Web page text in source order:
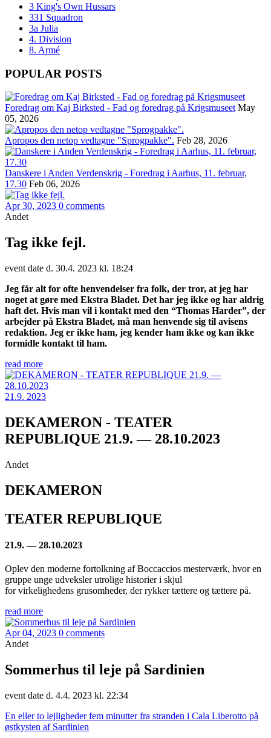
3 King's Own Hussars
331 Squadron
3a Julia
4. Division
8. Armé
POPULAR POSTS
Foredrag om Kaj Birksted - Fad og foredrag på Krigsmuseet May
05, 2026
Apropos den netop vedtagne "Sprogpakke". Feb 28, 2026
Danskere i Anden Verdenskrig - Foredrag i Aarhus, 11. februar,
17.30 Feb 06, 2026
Apr 30, 2023 0 comments
Andet
Tag ikke fejl.
event date d. 30.4. 2023 kl. 18:24
Jeg får alt for ofte henvendelser fra folk, der tror, at jeg har
noget at gøre med Ekstra Bladet. Det har jeg ikke og har aldrig
haft det. Hvis man vil i kontakt med den “Thomas Harder”, der
arbejder på Ekstra Bladet, må man henvende sig til avisens
redaktion. Jeg er ikke ham, jeg kender ham ikke og kan ikke
formidle kontakt til ham.
read more
21.9. 2023
DEKAMERON - TEATER
REPUBLIQUE 21.9. — 28.10.2023
Andet
DEKAMERON
TEATER REPUBLIQUE
21.9. — 28.10.2023
Oplev den moderne fortolkning af Boccaccios mesterværk, hvor en
gruppe unge udveksler utrolige historier i skjul
for virkelighedens grusomheder, der rykker tættere og tættere på.
read more
Apr 04, 2023 0 comments
Andet
Sommerhus til leje på Sardinien
event date d. 4.4. 2023 kl. 22:34
En eller to lejligheder fem minutter fra stranden i Cala Liberotto på
østkysten af Sardinien